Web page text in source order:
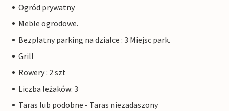
Ogród prywatny
Meble ogrodowe.
Bezplatny parking na dzialce : 3 Miejsc park.
Grill
Rowery : 2 szt
Liczba leżaków: 3
Taras lub podobne - Taras niezadaszony